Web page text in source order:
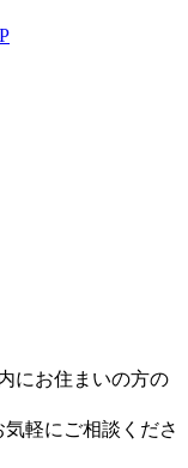
にお住まいの方の
軽にご相談くださ